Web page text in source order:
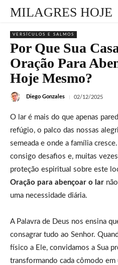
MILAGRES HOJE
VERSÍCULOS E SALMOS
Por Que Sua
Oração Para
Hoje Mesmo?
Diego Gonzales 02/12/2025
O lar é mais do que apenas
refúgio, o palco das nossas
semeada e onde a família
consigo desafios e, muitas
proteção espiritual sobre este
Oração para abençoar o lar
uma necessidade diária.
A Palavra de Deus nos ensina
consagrar tudo ao Senhor.
físico a Ele, convidamos a Sua
transformando cada cômodo em